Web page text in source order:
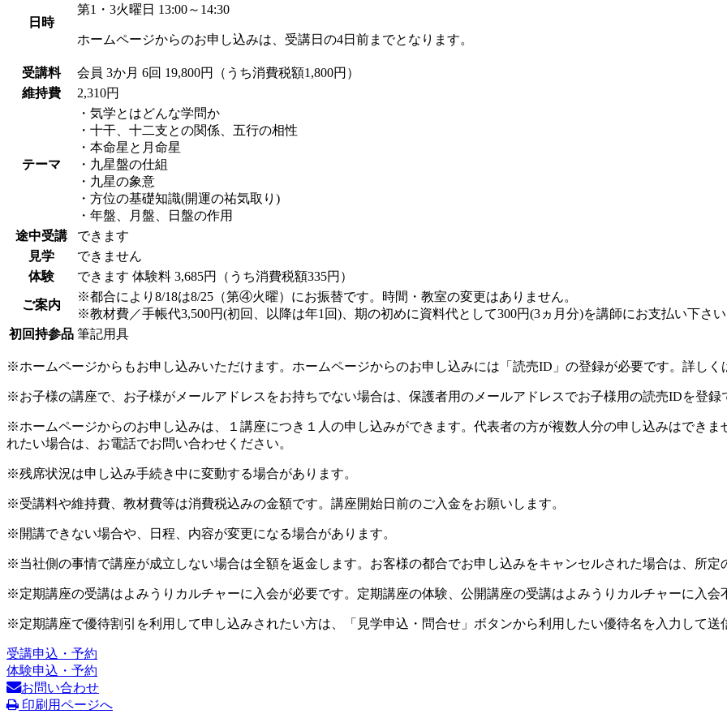
日時
第1・3火曜日 13:00～14:30
ホームページからのお申し込みは、受講日の4日前までとなります。
受講料 会員 3か月 6回 19,800円（うち消費税額1,800円）
維持費
2,310円
テーマ
・気学とはどんな学問か
・十干、十二支との関係、五行の相性
・本命星と月命星
・九星盤の仕組
・九星の象意
・方位の基礎知識(開運の祐気取り)
・年盤、月盤、日盤の作用
途中受講
できます
見学
できません
体験
できます 体験料 3,685円（うち消費税額335円）
ご案内
※都合により8/18は8/25（第④火曜）にお振替です。時間・教室の変更はありません。
※教材費／手帳代3,500円(初回、以降は年1回)、期の初めに資料代として300円(3ヵ月分)を講師にお支払い下さ
初回持参品 筆記用具
※ホームページからもお申し込みいただけます。ホームページからのお申し込みには「読売ID」の登録が必要です。詳しく
※お子様の講座で、お子様がメールアドレスをお持ちでない場合は、保護者用のメールアドレスでお子様用の読売IDを登録
※ホームページからのお申し込みは、１講座につき１人の申し込みができます。代表者の方が複数人分の申し込みはでき
れたい場合は、お電話でお問い合わせください。
※残席状況は申し込み手続き中に変動する場合があります。
※受講料や維持費、教材費等は消費税込みの金額です。講座開始日前のご入金をお願いします。
※開講できない場合や、日程、内容が変更になる場合があります。
※当社側の事情で講座が成立しない場合は全額を返金します。お客様の都合でお申し込みをキャンセルされた場合は、所定
※定期講座の受講はよみうりカルチャーに入会が必要です。定期講座の体験、公開講座の受講はよみうりカルチャーに入会
※定期講座で優待割引を利用して申し込みされたい方は、「見学申込・問合せ」ボタンから利用したい優待名を入力して送
受講申込・予約
体験申込・予約
お問い合わせ
印刷用ページへ